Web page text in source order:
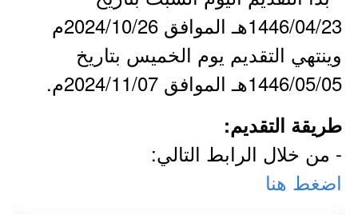
1446/04/23هـ الموافق 2024/10/26م
وينتهي التقديم يوم الخميس بتاريخ
1446/05/05هـ الموافق 2024/11/07م.
طريقة التقديم:
- من خلال الرابط التالي:
اضغط هنا